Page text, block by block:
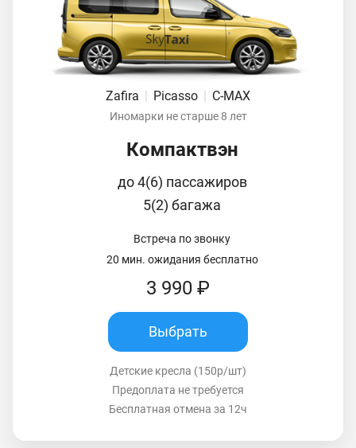
Zafira | Picasso | C-MAX
Иномарки не старше 8 лет
Компактвэн
до 4(6) пассажиров
5(2) багажа
Встреча по звонку
20 мин. ожидания бесплатно
3 990 ₽
Выбрать
Детские кресла (150р/шт)
Предоплата не требуется
Бесплатная отмена за 12ч